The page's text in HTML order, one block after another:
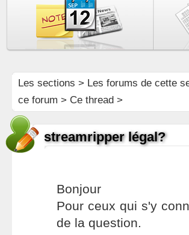
Les sections > Les forums de cette
ce forum > Ce thread >
streamripper légal?
Bonjour
Pour ceux qui s'y
de la question.